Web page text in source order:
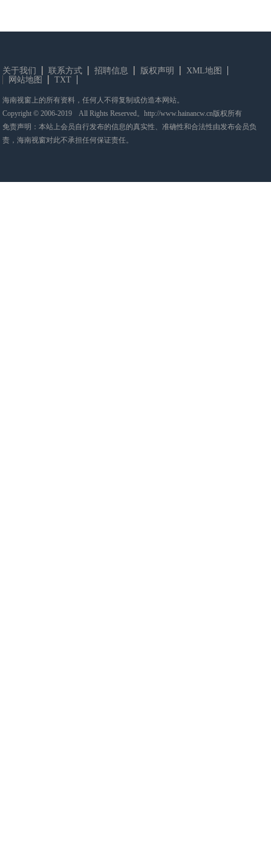
关于我们 联系方式 招聘信息 版权声明
XML地图
网站地图
TXT
海南视窗上的所有资料，任何人不得复制或仿造本网站。
Copyright © 2006-2019 All Rights Reserved。http://www.hainancw.cn版权所有
免责声明：本站上会员自行发布的信息的真实性、准确性和合法性由发布会员负
责，海南视窗对此不承担任何保证责任。